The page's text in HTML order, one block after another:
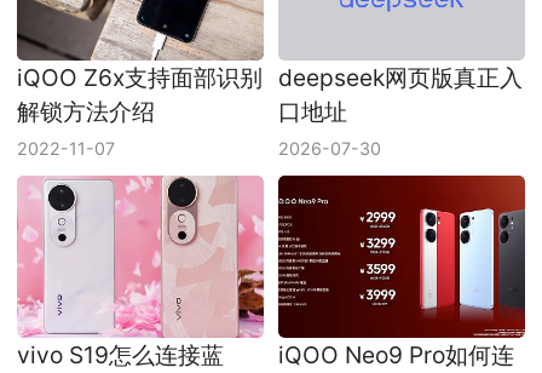
iQOO Z6x支持面部识别
解锁方法介绍
2022-11-07
deepseek网页版真正入
口地址
2026-07-30
vivo S19怎么连接蓝
iQOO Neo9 Pro如何连